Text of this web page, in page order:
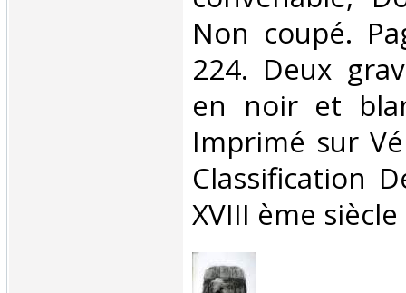
Non coupé.
224. Deux
en noir et
Imprimé sur
Classification
XVIII ème siècle‎